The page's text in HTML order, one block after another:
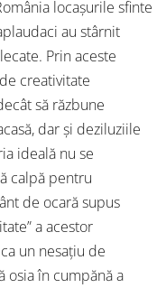
locașurile sfinte
au stârnit
Prin aceste
creativitate
să răzbune
dar și deziluziile
ideală nu se
calpă pentru
de ocară supus
a acestor
un nesațiu de
osia în cumpănă a